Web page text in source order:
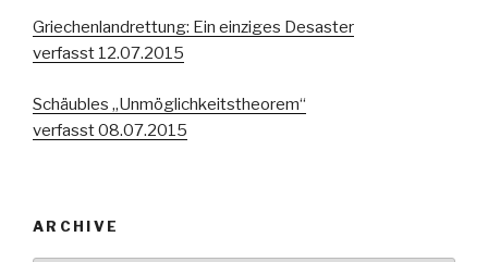
Griechenlandrettung: Ein einziges Desaster
verfasst 12.07.2015
Schäubles „Unmöglichkeitstheorem“
verfasst 08.07.2015
ARCHIVE